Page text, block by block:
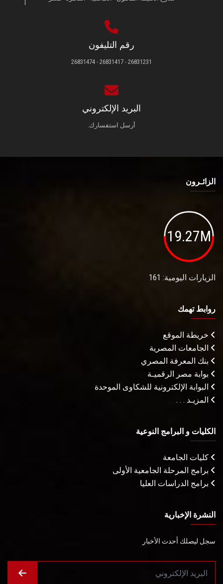
رقم التليفون
26831231 - 26831417 - 26831474
البريد الإلكتروني
أرسل استفسارك.
الزائـرون
19.27M
الزيارات اليومية: 161
روابط تهمك
خريطة الموقع
الجامعات المصرية
بنك المعرفة المصري
بوابة مصر الرقميـة
البوابة الإلكترونية للشكاوى الموحدة
المزيـد . . .
الكليات و البرامج النوعية
كليات الجامعة
برامج المرحلة الجامعية الأولى
برامج الدراسات العليا
النشرة الإخبارية
سجل ليصلك أحدث الأخبار